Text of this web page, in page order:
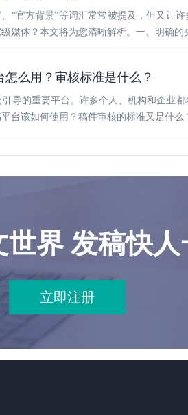
“官方背景”等词汇常常被提及，但又让
媒体？本文将为您清晰解析。一、明确的
么用？审核标准是什么？
导的重要平台。许多个人、机构和企业
台该如何使用？稿件审核的标准又是什
世界 发稿快人
立即注册